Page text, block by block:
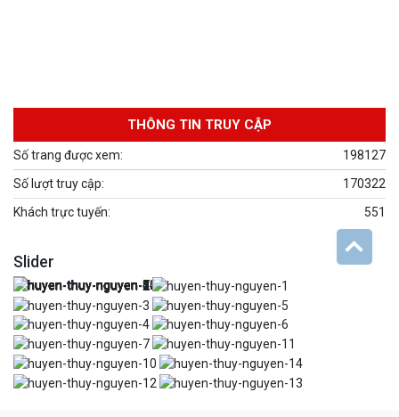
THÔNG TIN TRUY CẬP
198127
Số trang được xem:
170322
Số lượt truy cập:
Khách trực tuyến:
551
Slider